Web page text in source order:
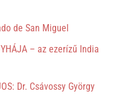
de San Miguel
– az ezerízű India
Dr. Csávossy György